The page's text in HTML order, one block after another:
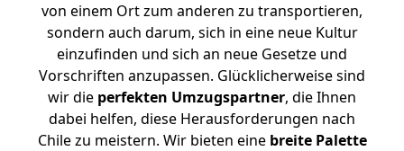
von einem Ort zum anderen zu transportieren,
sondern auch darum, sich in eine neue Kultur
einzufinden und sich an neue Gesetze und
Vorschriften anzupassen. Glücklicherweise sind
wir die perfekten Umzugspartner, die Ihnen
dabei helfen, diese Herausforderungen nach
Chile zu meistern. Wir bieten eine breite Palette